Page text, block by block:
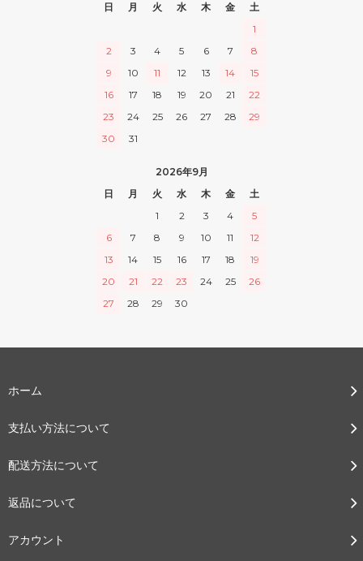
日
月 火 水 木 金
土
1
2
3 4 5 6 7
8
9
10 11 12 13 14
15
16
17 18 19 20 21
22
23
24 25 26 27 28
29
30
31
2026年9月
日
月 火 水 木 金
土
1
2 3 4
5
6
7 8 9 10 11
12
13
14 15 16 17 18
19
20
21 22 23 24 25
26
27
28 29 30
ホーム
支払い方法について
配送方法について
返品について
アカウント